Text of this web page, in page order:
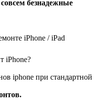
безнадежные
iPhone / iPad
iPhone?
iphone при стандартной